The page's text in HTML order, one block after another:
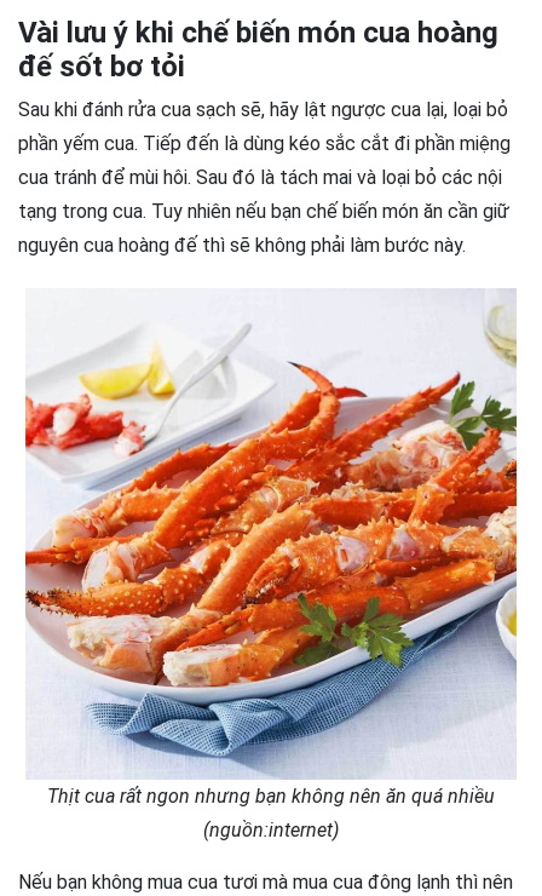
Vài lưu ý khi chế biến món cua hoàng
đế sốt bơ tỏi
Sau khi đánh rửa cua sạch sẽ, hãy lật ngược cua lại, loại bỏ
phần yếm cua. Tiếp đến là dùng kéo sắc cắt đi phần miệng
cua tránh để mùi hôi. Sau đó là tách mai và loại bỏ các nội
tạng trong cua. Tuy nhiên nếu bạn chế biến món ăn cần giữ
nguyên cua hoàng đế thì sẽ không phải làm bước này.
Thịt cua rất ngon nhưng bạn không nên ăn quá nhiều
(nguồn:internet)
Nếu bạn không mua cua tươi mà mua cua đông lạnh thì nên